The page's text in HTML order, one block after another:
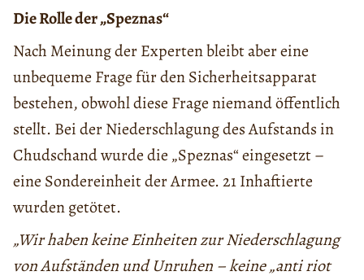
Die Rolle der „Speznas“
Nach Meinung der Experten bleibt aber eine
unbequeme Frage für den Sicherheitsapparat
bestehen, obwohl diese Frage niemand öffentlich
stellt. Bei der Niederschlagung des Aufstands in
Chudschand wurde die „Speznas“ eingesetzt –
eine Sondereinheit der Armee. 21 Inhaftierte
wurden getötet.
„Wir haben keine Einheiten zur Niederschlagung
von Aufständen und Unruhen – keine „anti riot